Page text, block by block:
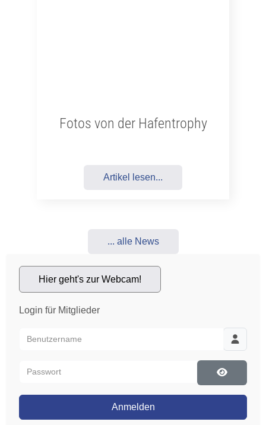
Fotos von der Hafentrophy
Artikel lesen...
... alle News
Hier geht's zur Webcam!
Login für Mitglieder
Benutzername
Passwort
Passwort
Anmelden